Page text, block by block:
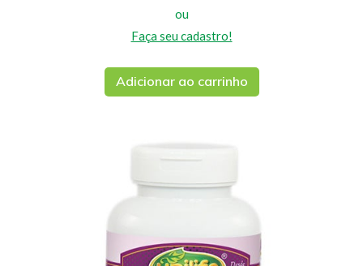
ou
Faça seu cadastro!
Adicionar ao carrinho